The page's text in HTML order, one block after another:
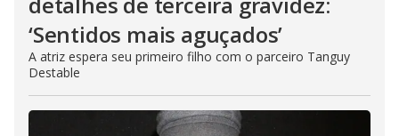
‘Sentidos mais aguçados’
A atriz espera seu primeiro filho com o parceiro Tanguy
Destable